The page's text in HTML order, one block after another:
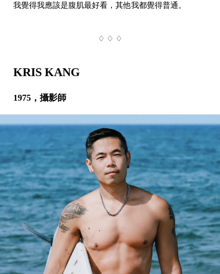
我覺得我應該是腹肌最好看，其他我都覺得普通。
♢ ♢ ♢
KRIS KANG
1975，攝影師